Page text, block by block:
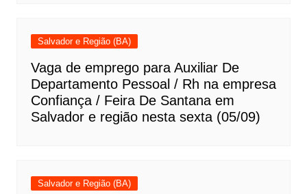
Salvador e Região (BA)
Vaga de emprego para Auxiliar De
Departamento Pessoal / Rh na empresa
Confiança / Feira De Santana em
Salvador e região nesta sexta (05/09)
Salvador e Região (BA)